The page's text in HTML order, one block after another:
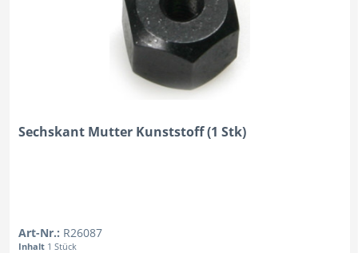
Sechskant Mutter Kunststoff (1 Stk)
Art-Nr.: R26087
Inhalt 1 Stück